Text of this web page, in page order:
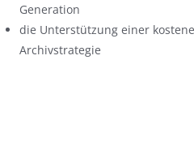
Generation
die Unterstützung einer
Archivstrategie